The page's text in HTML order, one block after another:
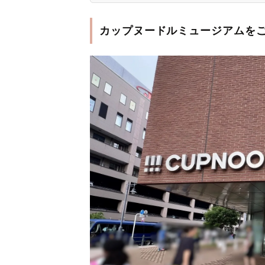
カップヌードルミュージアムを